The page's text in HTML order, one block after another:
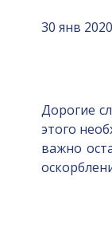
30 янв 2020
Дорогие
этого
важно